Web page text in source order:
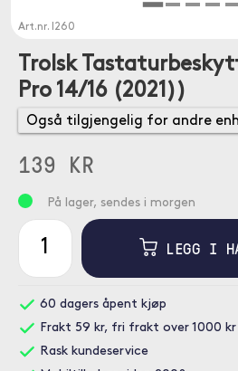
Art.nr. I260
Trolsk
Pro 14/16 (2021))
139 KR
På lager, sendes i morgen
LEGG I
60 dagers åpent kjøp
Frakt 59 kr, fri frakt over 1000 kr
Rask kundeservice